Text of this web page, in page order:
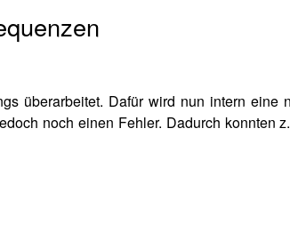
überarbeitet. Dafür wird nun intern eine
noch einen Fehler. Dadurch konnten